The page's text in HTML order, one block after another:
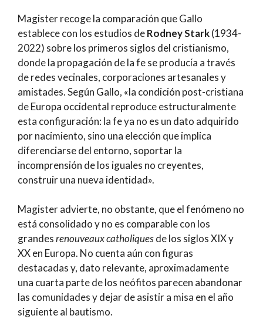
Magister recoge la comparación que Gallo
establece con los estudios deRodney Stark(1934-
2022) sobre los primeros siglos del cristianismo,
donde la propagación de la fe se producía a través
de redes vecinales, corporaciones artesanales y
amistades. Según Gallo, «la condición post-cristiana
de Europa occidental reproduce estructuralmente
esta configuración: la fe ya no es un dato adquirido
por nacimiento, sino una elección que implica
diferenciarse del entorno, soportar la
incomprensión de los iguales no creyentes,
construir una nueva identidad».
Magister advierte, no obstante, que el fenómeno no
está consolidado y no es comparable con los
grandesrenouveaux catholiquesde los siglos XIX y
XX en Europa. No cuenta aún con figuras
destacadas y, dato relevante, aproximadamente
una cuarta parte de los neófitos parecen abandonar
las comunidades y dejar de asistir a misa en el año
siguiente al bautismo.